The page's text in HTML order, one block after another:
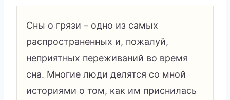
Сны о грязи – одно из самых
распространенных и, пожалуй,
неприятных переживаний во время
сна. Многие люди делятся со мной
историями о том, как им приснилась